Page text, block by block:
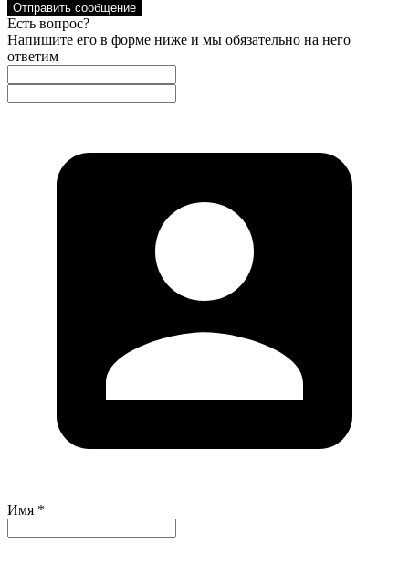
Отправить сообщение
Есть вопрос?
Напишите его в форме ниже и мы обязательно на него
ответим
Имя *